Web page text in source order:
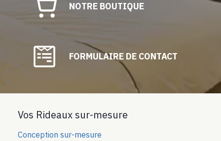
NOTRE BOUTIQUE
FORMULAIRE DE CONTACT
Vos Rideaux sur-mesure
Conception sur-mesure